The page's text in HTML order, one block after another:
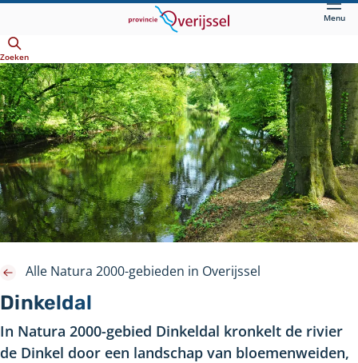
hoofdinhoud
Menu
Zoeken
Dinkeldal
Alle Natura 2000-gebieden in Overijssel
In Natura 2000-gebied Dinkeldal kronkelt de rivier
de Dinkel door een landschap van bloemenweiden,